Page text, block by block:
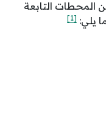
التابعة
يلي: [1]